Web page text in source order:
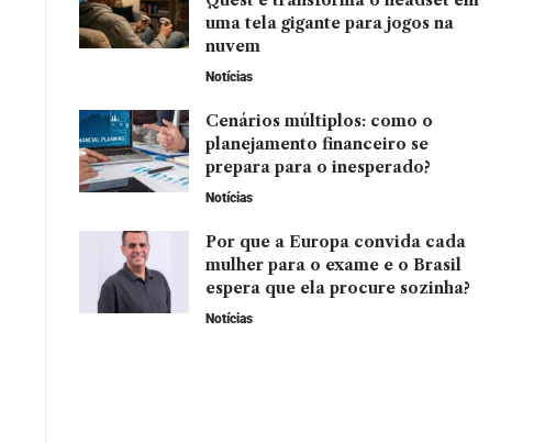
uma tela gigante para jogos na
nuvem
Notícias
Cenários múltiplos: como o
planejamento financeiro se
prepara para o inesperado?
Notícias
Por que a Europa convida cada
mulher para o exame e o Brasil
espera que ela procure sozinha?
Notícias